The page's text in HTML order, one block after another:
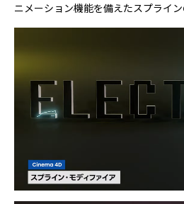
ニメーション機能を備えたスプライン